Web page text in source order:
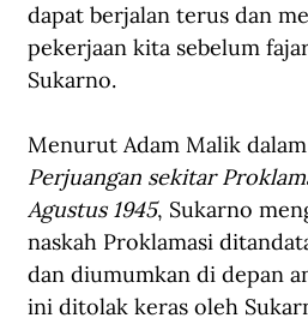
dapat berjalan terus dan
pekerjaan kita sebelum
Sukarno.
Menurut Adam Malik dalam
Perjuangan sekitar
Agustus 1945, Sukarno
naskah Proklamasi
dan diumumkan di depan
ini ditolak keras oleh